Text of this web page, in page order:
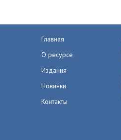
Главная
О ресурсе
Издания
Новинки
Контакты